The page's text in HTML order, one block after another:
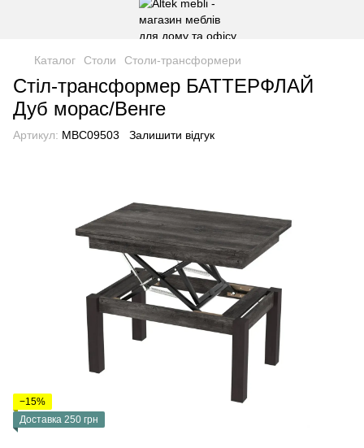
Каталог Столи Столи-трансформери
Стіл-трансформер БАТТЕРФЛАЙ
Дуб морас/Венге
Артикул: MBC09503 Залишити відгук
−15%
Доставка 250 грн